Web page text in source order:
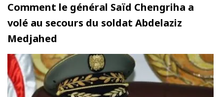
Comment le général Saïd Chengriha a
volé au secours du soldat Abdelaziz
Medjahed